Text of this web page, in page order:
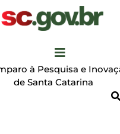
à Pesquisa e
de Santa Catarina